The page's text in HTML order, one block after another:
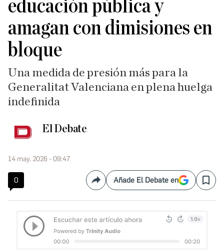
educación pública y
amagan con dimisiones en
bloque
Una medida de presión más para la
Generalitat Valenciana en plena huelga
indefinida
El Debate
14 may. 2026 - 09:47
0 CompartirAñade El Debate en Save